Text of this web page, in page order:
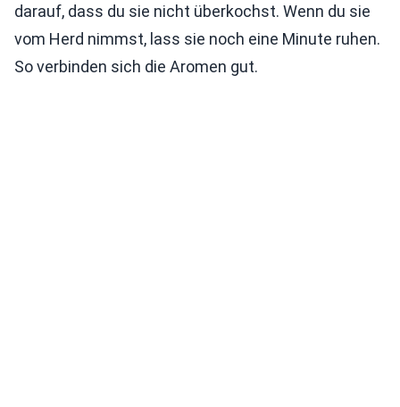
darauf, dass du sie nicht überkochst. Wenn du sie
vom Herd nimmst, lass sie noch eine Minute ruhen.
So verbinden sich die Aromen gut.